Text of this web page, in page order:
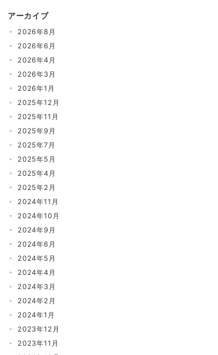
アーカイブ
2026年8月
2026年6月
2026年4月
2026年3月
2026年1月
2025年12月
2025年11月
2025年9月
2025年7月
2025年5月
2025年4月
2025年2月
2024年11月
2024年10月
2024年9月
2024年6月
2024年5月
2024年4月
2024年3月
2024年2月
2024年1月
2023年12月
2023年11月